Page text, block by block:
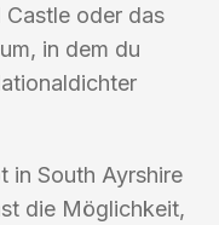
oder das
in dem du
in South Ayrshire
die Möglichkeit,